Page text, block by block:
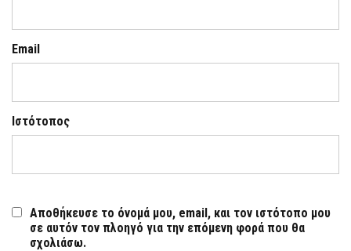
Email
Ιστότοπος
Αποθήκευσε το όνομά μου, email, και τον ιστότοπο μου
σε αυτόν τον πλοηγό για την επόμενη φορά που θα
σχολιάσω.